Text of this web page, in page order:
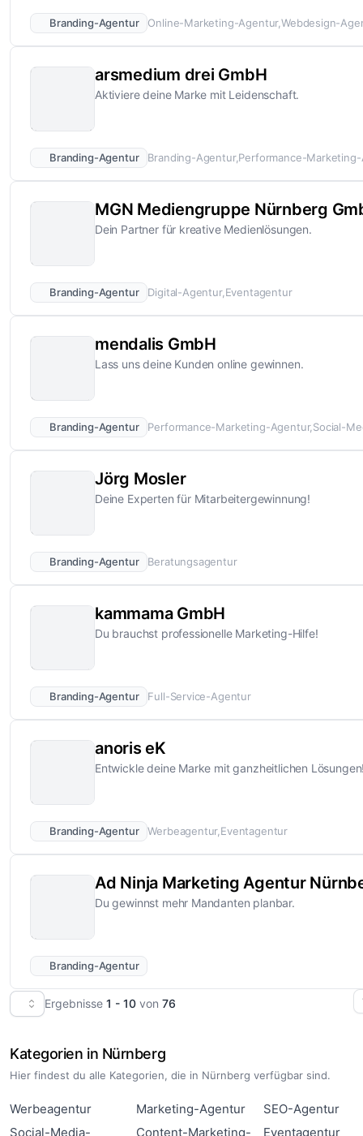
Branding-Agentur Online-Marketing-Agentur Webdesign-
arsmedium drei GmbH
Aktiviere deine Marke mit Leidenschaft.
Branding-Agentur Branding-Agentur Performance-
MGN Mediengruppe Nürnberg
Dein Partner für kreative Medienlösungen.
Branding-Agentur Digital-Agentur Eventagentur
mendalis GmbH
Lass uns deine Kunden online gewinnen.
Branding-Agentur Performance-Marketing-Agentur Social-
Jörg Mosler
Deine Experten für Mitarbeitergewinnung!
Branding-Agentur Beratungsagentur
kammama GmbH
Du brauchst professionelle Marketing-Hilfe!
Branding-Agentur Full-Service-Agentur
anoris eK
Entwickle deine Marke mit ganzheitlichen
Branding-Agentur Werbeagentur Eventagentur
Ad Ninja Marketing Agentur
Du gewinnst mehr Mandanten planbar.
Branding-Agentur
Ergebnisse 1 - 10 von 76
Kategorien in Nürnberg
Hier findest du alle Kategorien, die in Nürnberg verfügbar sind.
Werbeagentur Marketing-Agentur
SEO-Agentur
Social-Media-
Content-Marketing-
Eventagentur